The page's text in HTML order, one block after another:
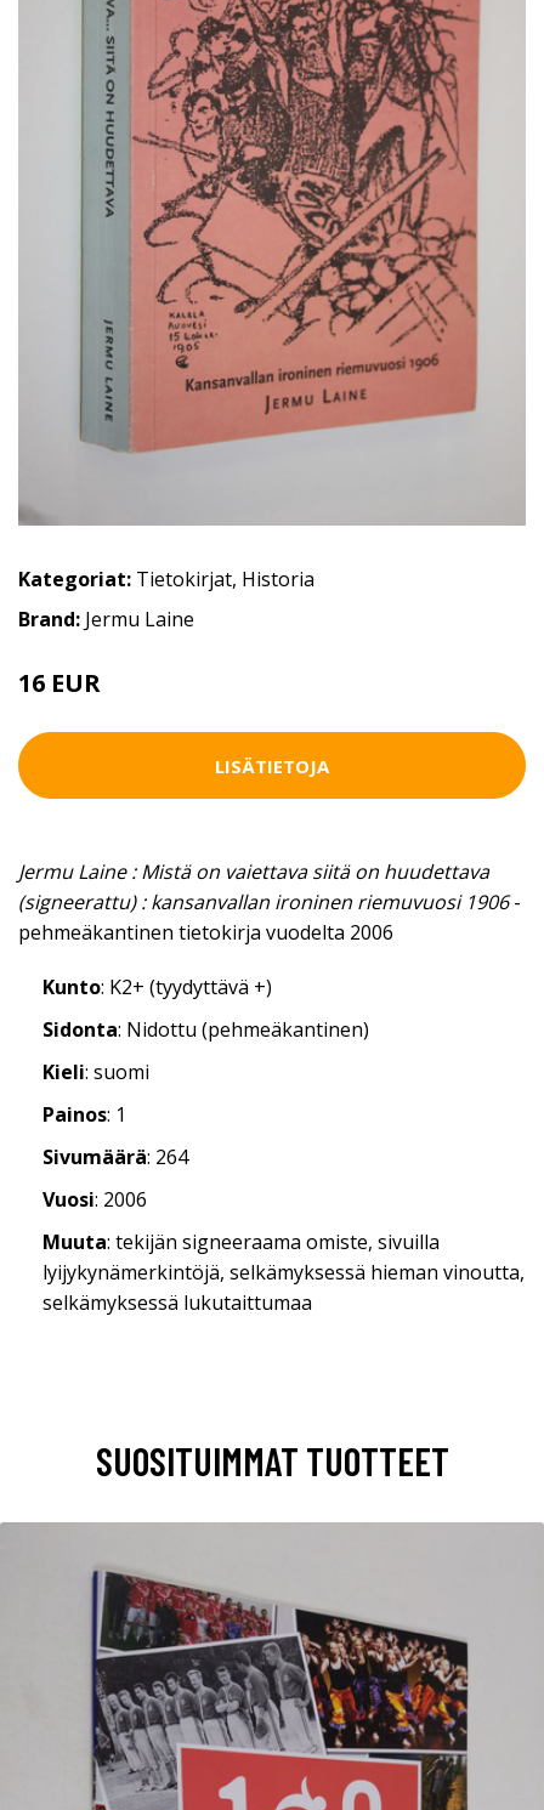
Kategoriat: Tietokirjat, Historia
Brand: Jermu Laine
16 EUR
LISÄTIETOJA
Jermu Laine : Mistä on vaiettava siitä on huudettava
(signeerattu) : kansanvallan ironinen riemuvuosi 1906-
pehmeäkantinen tietokirja vuodelta 2006
Kunto: K2+ (tyydyttävä +)
Sidonta: Nidottu (pehmeäkantinen)
Kieli: suomi
Painos: 1
Sivumäärä: 264
Vuosi: 2006
Muuta: tekijän signeeraama omiste, sivuilla
lyijykynämerkintöjä, selkämyksessä hieman vinoutta,
selkämyksessä lukutaittumaa
SUOSITUIMMAT TUOTTEET